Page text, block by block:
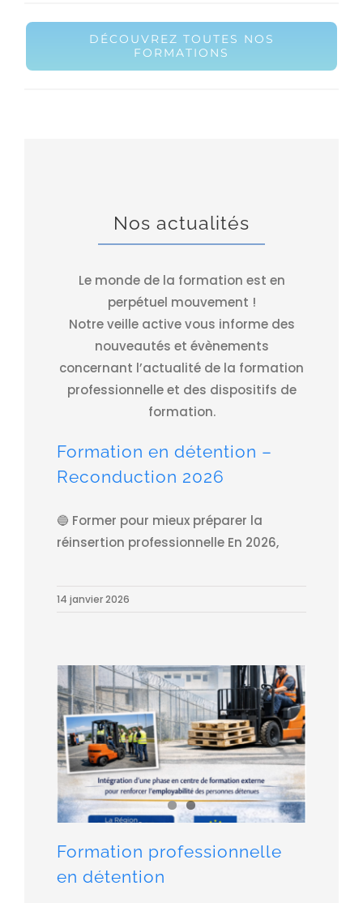
DÉCOUVREZ TOUTES NOS
FORMATIONS
Nos actualités
Le monde de la formation est en
perpétuel mouvement !
Notre veille active vous informe des
nouveautés et évènements
concernant l’actualité de la formation
professionnelle et des dispositifs de
formation.
Formation en détention –
Reconduction 2026
🔵 Former pour mieux préparer la
réinsertion professionnelle En 2026,
14 janvier 2026
Formation professionnelle
en détention